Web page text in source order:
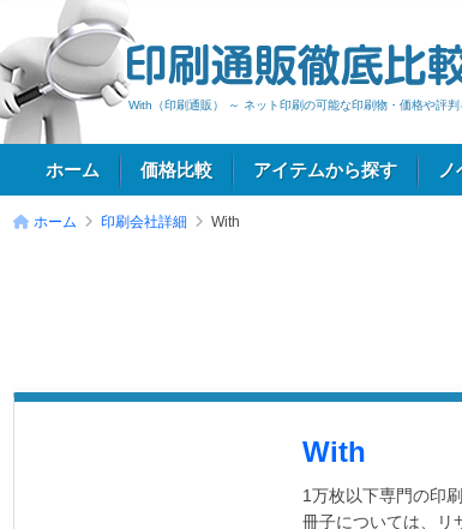
With（印刷通販） ～ ネット印刷の可能な印刷物・価格や評
ホーム 価格比較 アイテムから探す
ホーム 印刷会社詳細 With
With
1万枚以下専門の印
冊子については、リ